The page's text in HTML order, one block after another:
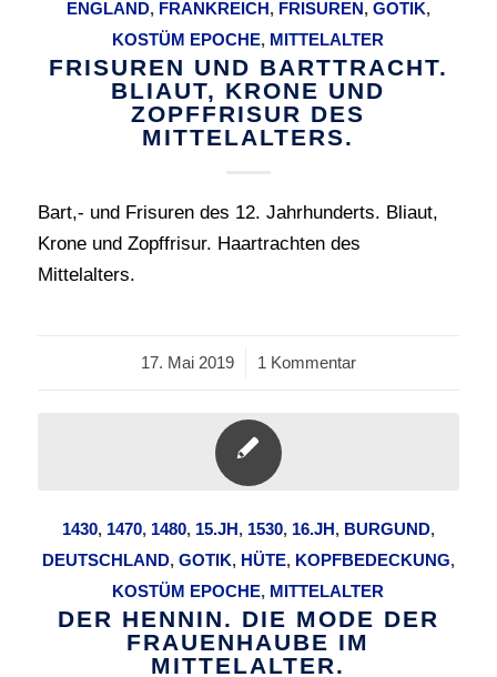
ENGLAND, FRANKREICH, FRISUREN, GOTIK,
KOSTÜM EPOCHE, MITTELALTER
FRISUREN UND BARTTRACHT.
BLIAUT, KRONE UND
ZOPFFRISUR DES
MITTELALTERS.
Bart,- und Frisuren des 12. Jahrhunderts. Bliaut,
Krone und Zopffrisur. Haartrachten des
Mittelalters.
17. Mai 2019
/ 1 Kommentar
1430, 1470, 1480, 15.JH, 1530, 16.JH, BURGUND,
DEUTSCHLAND, GOTIK, HÜTE, KOPFBEDECKUNG,
KOSTÜM EPOCHE, MITTELALTER
DER HENNIN. DIE MODE DER
FRAUENHAUBE IM
MITTELALTER.